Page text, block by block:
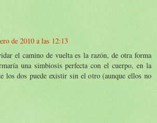
de 2010 a las 12:13
el camino de vuelta es la razón, de otra forma
una simbiosis perfecta con el cuerpo, en la
los dos puede existir sin el otro (aunque ellos no